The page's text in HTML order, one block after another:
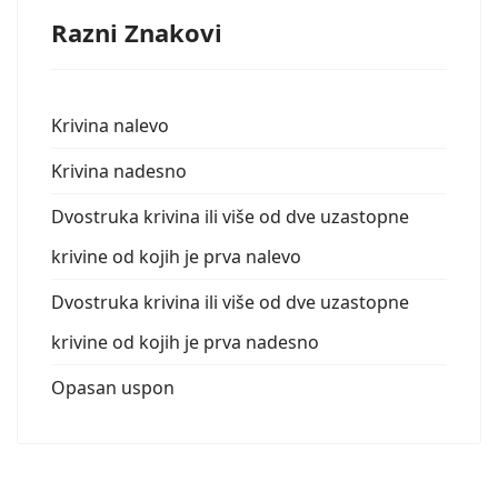
Razni Znakovi
Krivina nalevo
Krivina nadesno
Dvostruka krivina ili više od dve uzastopne
krivine od kojih je prva nalevo
Dvostruka krivina ili više od dve uzastopne
krivine od kojih je prva nadesno
Opasan uspon